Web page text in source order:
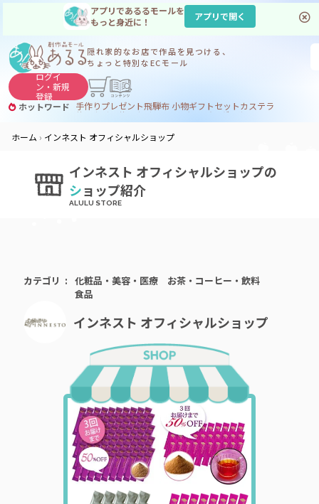
アプリであるるモールを
もっと身近に！
アプリで開く
隠れ家的なお店で作品を見つける、
ちょっと特別なECモール
ログイ
ン・新規
登録
ホットワード 手作りプレゼント飛騨布 小物ギフトセットカステラ
サヌカイト コーヒー
ジンギスカン
ホーム
インネスト オフィシャルショップ
インネスト オフィシャルショップの
ショップ紹介
カテゴリ 化粧品・美容・医療
お茶・コーヒー・飲料
食品
インネスト オフィシャルショップ